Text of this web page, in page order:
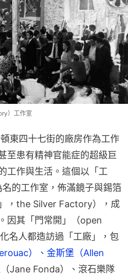
）工作室
東四十七街的廠房作為工作
至患有精神官能症的超級巨
工作與生活。這個以「工
的工作室，佈滿鏡子與錫箔
，the Silver Factory），成
因其「門常開」（open
名人都造訪過「工廠」，包
）、金斯堡（Allen
（Jane Fonda）、滾石樂隊